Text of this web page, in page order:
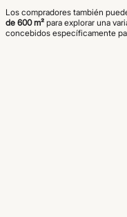
Los compradores también
de 600 m² para explorar una
concebidos específicamente